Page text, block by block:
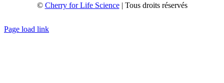
© Cherry for Life Science| Tous droits réservés
Page load link